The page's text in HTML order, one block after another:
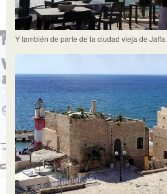
Y también de parte de la ciudad vieja de Jaffa.